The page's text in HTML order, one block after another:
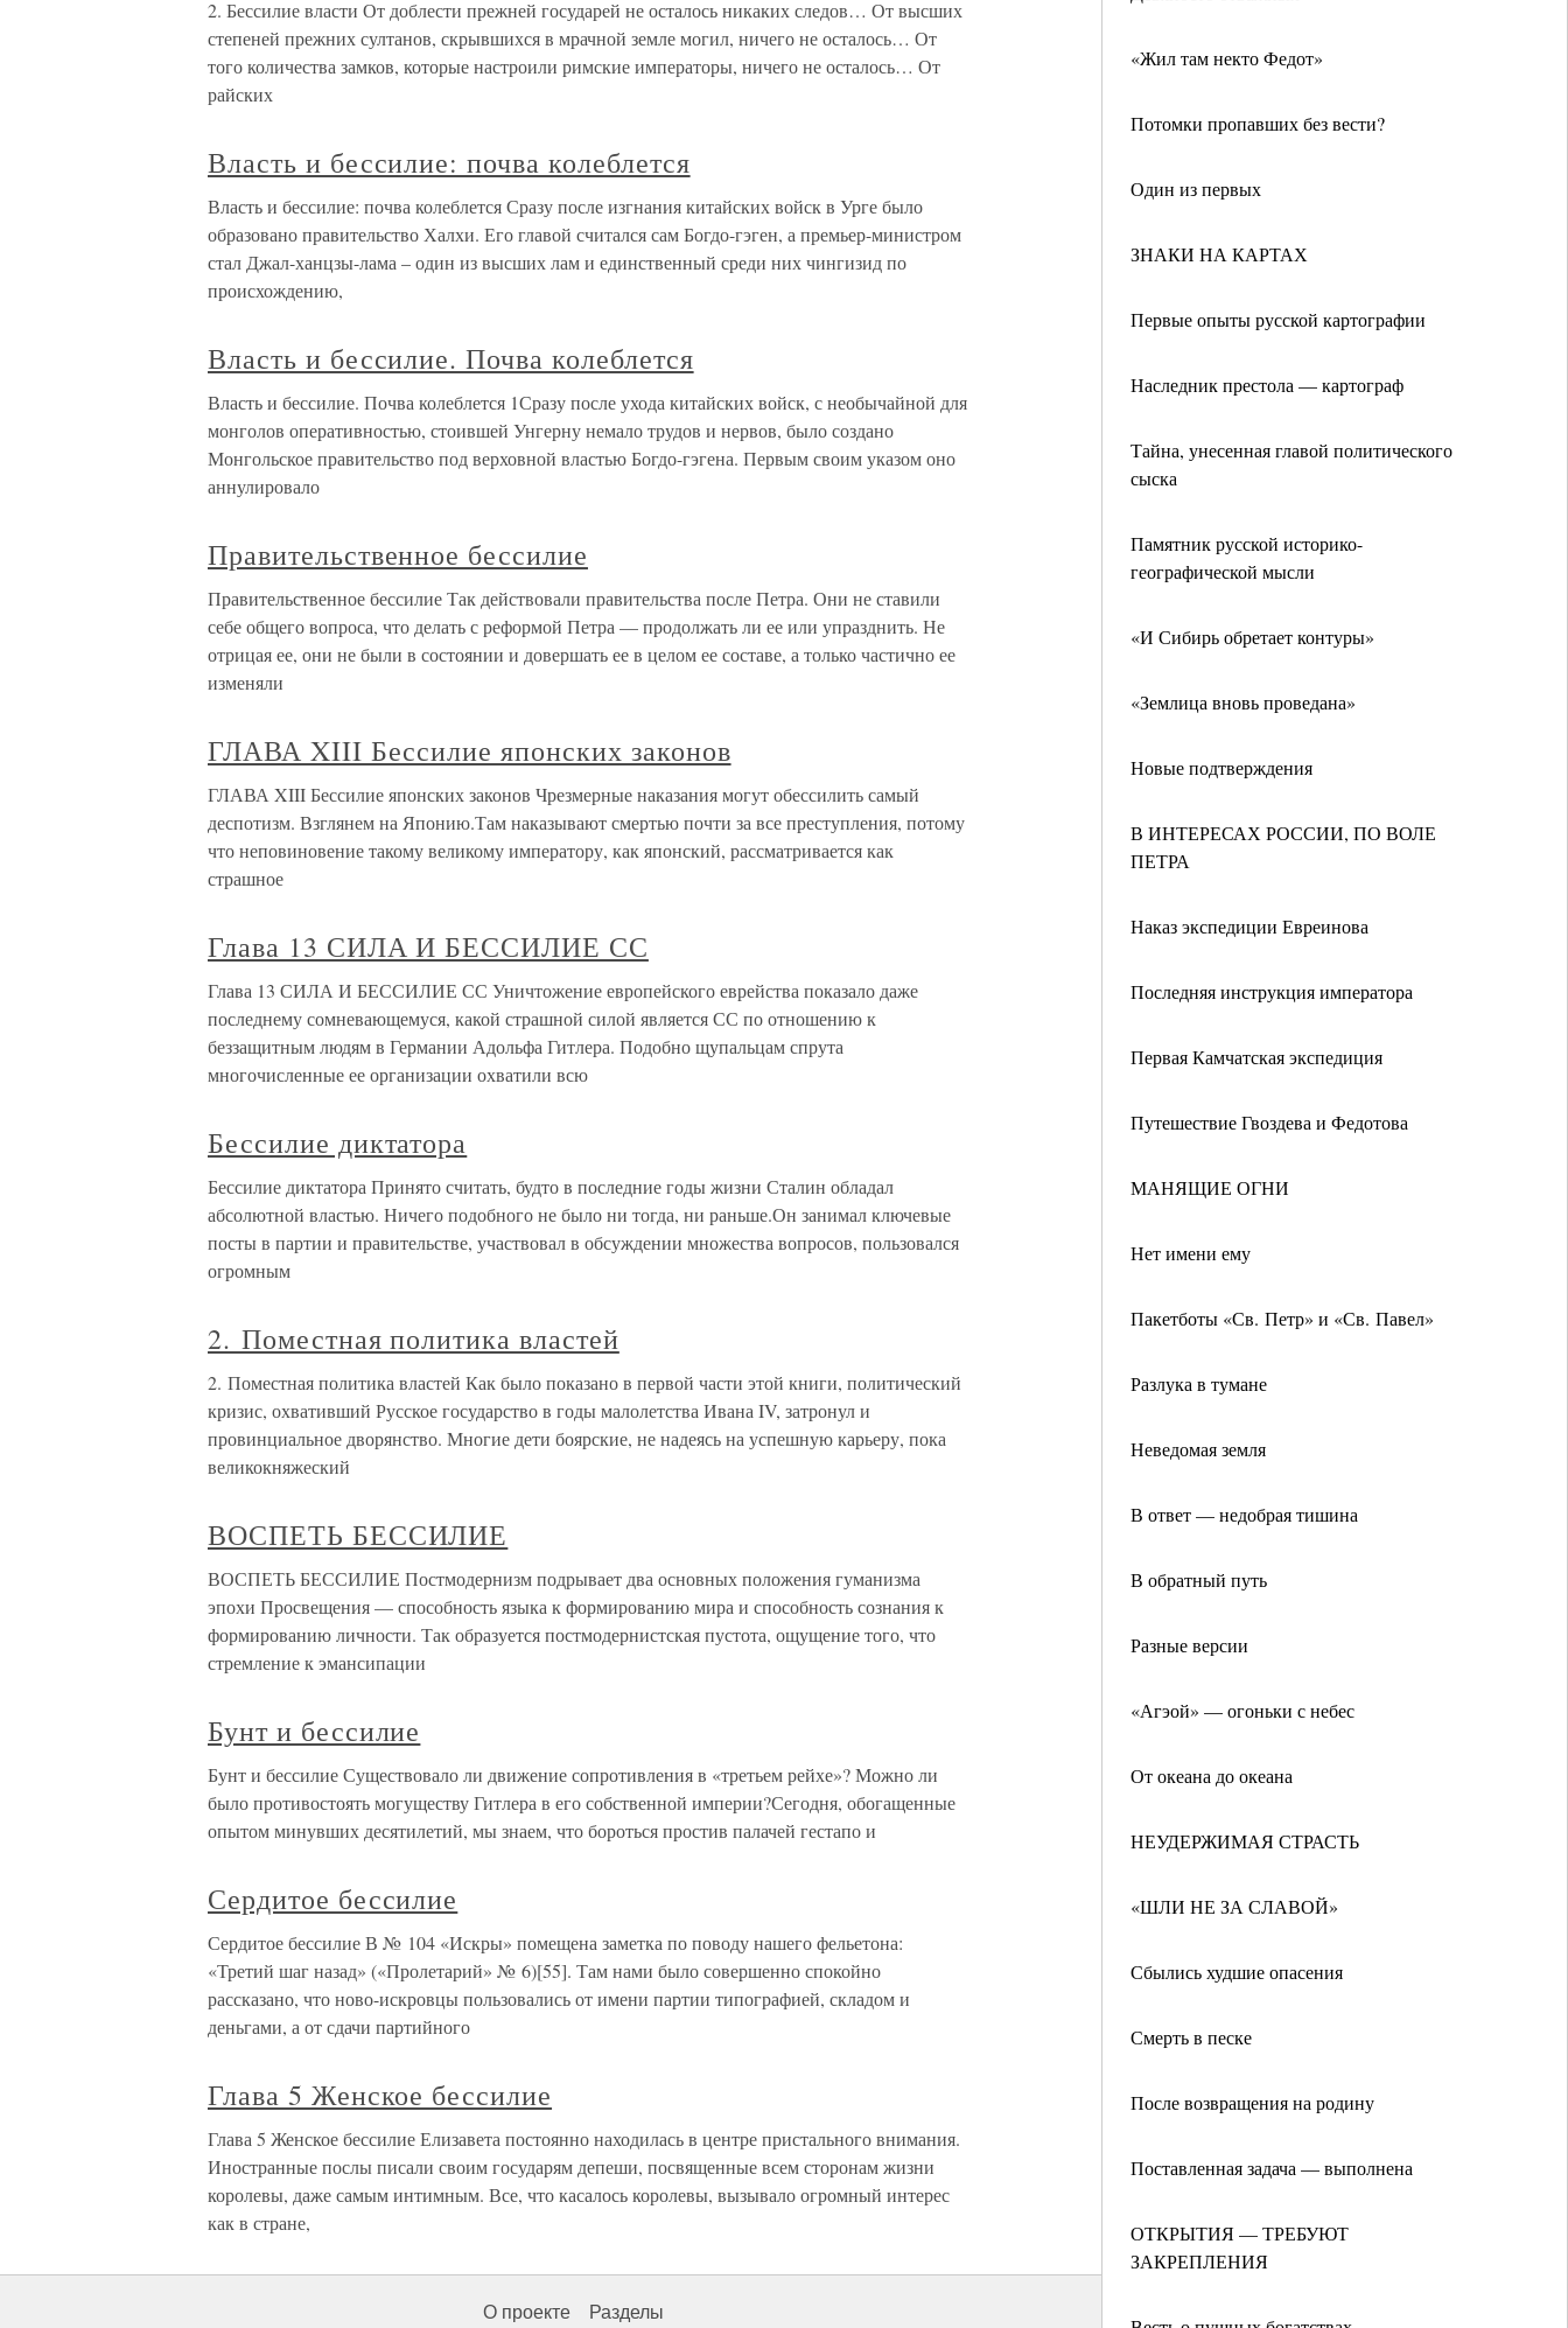
«Жил там некто Федот»
Потомки пропавших без вести?
Один из первых
ЗНАКИ НА КАРТАХ
Первые опыты русской картографии
Наследник престола — картограф
Тайна, унесенная главой политического
сыска
Памятник русской историко-
географической мысли
«И Сибирь обретает контуры»
«Землица вновь проведана»
Новые подтверждения
В ИНТЕРЕСАХ РОССИИ, ПО ВОЛЕ
ПЕТРА
Наказ экспедиции Евреинова
Последняя инструкция императора
Первая Камчатская экспедиция
Путешествие Гвоздева и Федотова
МАНЯЩИЕ ОГНИ
Нет имени ему
Пакетботы «Св. Петр» и «Св. Павел»
Разлука в тумане
Неведомая земля
В ответ — недобрая тишина
В обратный путь
Разные версии
«Агэой» — огоньки с небес
От океана до океана
НЕУДЕРЖИМАЯ СТРАСТЬ
«ШЛИ НЕ ЗА СЛАВОЙ»
Сбылись худшие опасения
Смерть в песке
После возвращения на родину
Поставленная задача — выполнена
ОТКРЫТИЯ — ТРЕБУЮТ
ЗАКРЕПЛЕНИЯ
2. Бессилие власти От доблести прежней государей не осталось никаких следов… От высших
степеней прежних султанов, скрывшихся в мрачной земле могил, ничего не осталось… От
того количества замков, которые настроили римские императоры, ничего не осталось… От
райских
Власть и бессилие: почва колеблется
Власть и бессилие: почва колеблется Сразу после изгнания китайских войск в Урге было
образовано правительство Халхи. Его главой считался сам Богдо-гэген, а премьер-министром
стал Джал-ханцзы-лама – один из высших лам и единственный среди них чингизид по
происхождению,
Власть и бессилие. Почва колеблется
Власть и бессилие. Почва колеблется 1Сразу после ухода китайских войск, с необычайной для
монголов оперативностью, стоившей Унгерну немало трудов и нервов, было создано
Монгольское правительство под верховной властью Богдо-гэгена. Первым своим указом оно
аннулировало
Правительственное бессилие
Правительственное бессилие Так действовали правительства после Петра. Они не ставили
себе общего вопроса, что делать с реформой Петра — продолжать ли ее или упразднить. Не
отрицая ее, они не были в состоянии и довершать ее в целом ее составе, а только частично ее
изменяли
ГЛАВА XIII Бессилие японских законов
ГЛАВА XIII Бессилие японских законов Чрезмерные наказания могут обессилить самый
деспотизм. Взглянем на Японию.Там наказывают смертью почти за все преступления, потому
что неповиновение такому великому императору, как японский, рассматривается как
страшное
Глава 13 СИЛА И БЕССИЛИЕ СС
Глава 13 СИЛА И БЕССИЛИЕ СС Уничтожение европейского еврейства показало даже
последнему сомневающемуся, какой страшной силой является СС по отношению к
беззащитным людям в Германии Адольфа Гитлера. Подобно щупальцам спрута
многочисленные ее организации охватили всю
Бессилие диктатора
Бессилие диктатора Принято считать, будто в последние годы жизни Сталин обладал
абсолютной властью. Ничего подобного не было ни тогда, ни раньше.Он занимал ключевые
посты в партии и правительстве, участвовал в обсуждении множества вопросов, пользовался
огромным
2. Поместная политика властей
2. Поместная политика властей Как было показано в первой части этой книги, политический
кризис, охвативший Русское государство в годы малолетства Ивана IV, затронул и
провинциальное дворянство. Многие дети боярские, не надеясь на успешную карьеру, пока
великокняжеский
ВОСПЕТЬ БЕССИЛИЕ
ВОСПЕТЬ БЕССИЛИЕ Постмодернизм подрывает два основных положения гуманизма
эпохи Просвещения — способность языка к формированию мира и способность сознания к
формированию личности. Так образуется постмодернистская пустота, ощущение того, что
стремление к эмансипации
Бунт и бессилие
Бунт и бессилие Существовало ли движение сопротивления в «третьем рейхе»? Можно ли
было противостоять могуществу Гитлера в его собственной империи?Сегодня, обогащенные
опытом минувших десятилетий, мы знаем, что бороться простив палачей гестапо и
Сердитое бессилие
Сердитое бессилие В № 104 «Искры» помещена заметка по поводу нашего фельетона:
«Третий шаг назад» («Пролетарий» № 6)[55]. Там нами было совершенно спокойно
рассказано, что ново-искровцы пользовались от имени партии типографией, складом и
деньгами, а от сдачи партийного
Глава 5 Женское бессилие
Глава 5 Женское бессилие Елизавета постоянно находилась в центре пристального внимания.
Иностранные послы писали своим государям депеши, посвященные всем сторонам жизни
королевы, даже самым интимным. Все, что касалось королевы, вызывало огромный интерес
как в стране,
О проекте Разделы